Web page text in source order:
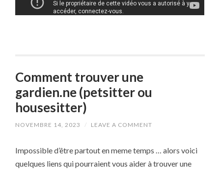
Comment trouver une
gardien.ne (petsitter ou
housesitter)
NOVEMBRE 14, 2023 / LEAVE A COMMENT
Impossible d’être partout en meme temps … alors voici
quelques liens qui pourraient vous aider à trouver une